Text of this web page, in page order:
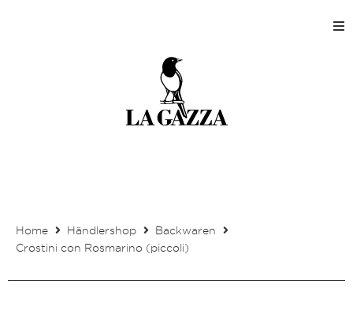
Home
Shops
Kontakt
Mein Kundenkonto
Home Händlershop
Backwaren
Crostini con Rosmarino (piccoli)